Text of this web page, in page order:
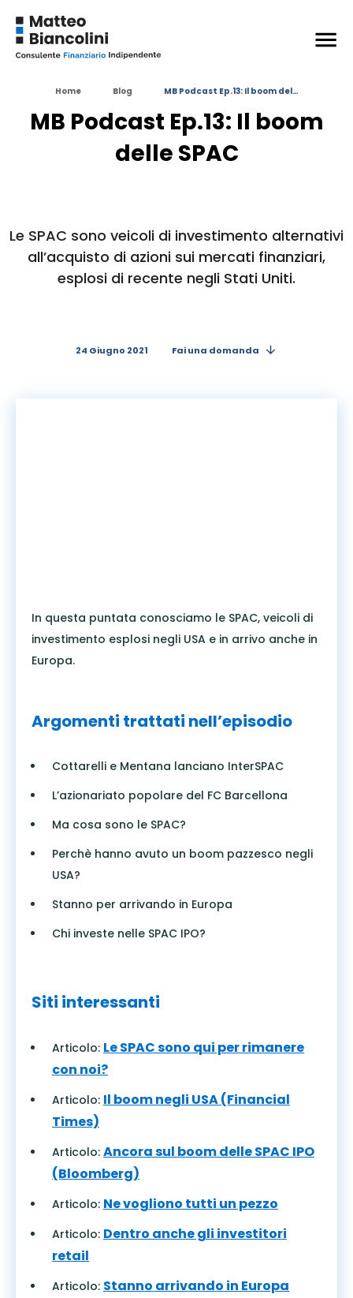
Home Blog MB Podcast Ep.13: Il boom del…
MB Podcast Ep.13: Il boom
delle SPAC
Le SPAC sono veicoli di investimento alternativi
all’acquisto di azioni sui mercati finanziari,
esplosi di recente negli Stati Uniti.
24 Giugno 2021 Fai una domanda
In questa puntata conosciamo le SPAC, veicoli di
investimento esplosi negli USA e in arrivo anche in
Europa.
Argomenti trattati nell’episodio
Cottarelli e Mentana lanciano InterSPAC
L’azionariato popolare del FC Barcellona
Ma cosa sono le SPAC?
Perchè hanno avuto un boom pazzesco negli
USA?
Stanno per arrivando in Europa
Chi investe nelle SPAC IPO?
Siti interessanti
Articolo: Le SPAC sono qui per rimanere
con noi?
Articolo: Il boom negli USA (Financial
Times)
Articolo: Ancora sul boom delle SPAC IPO
(Bloomberg)
Articolo: Ne vogliono tutti un pezzo
Articolo: Dentro anche gli investitori
retail
Articolo: Stanno arrivando in Europa
Siti interessanti
Grafici interessanti
EDUCAZIONE FINANZIARIA
INVESTIMENTI AZIONARI INVESTIRE IN BORSA